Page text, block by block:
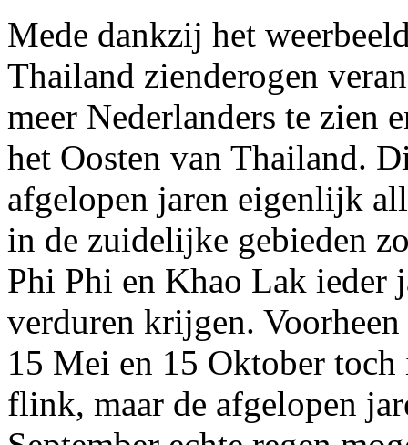
Mede dankzij het
Thailand zienderogen
meer Nederlanders te zien
het Oosten van Thailand.
afgelopen jaren eigenlijk
in de zuidelijke gebieden
Phi Phi en Khao Lak ieder
verduren krijgen.
15 Mei en 15 Oktober toch
flink, maar de afgelopen